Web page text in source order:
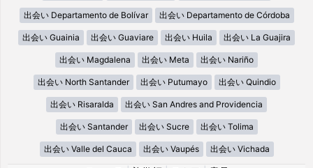
出会い Departamento de Bolívar 出会い Departamento de Córdoba
出会い Guainia 出会い Guaviare 出会い Huila 出会い La Guajira
出会い Magdalena 出会い Meta 出会い Nariño
出会い North Santander 出会い Putumayo 出会い Quindio
出会い Risaralda 出会い San Andres and Providencia
出会い Santander 出会い Sucre 出会い Tolima
出会い Valle del Cauca 出会い Vaupés 出会い Vichada